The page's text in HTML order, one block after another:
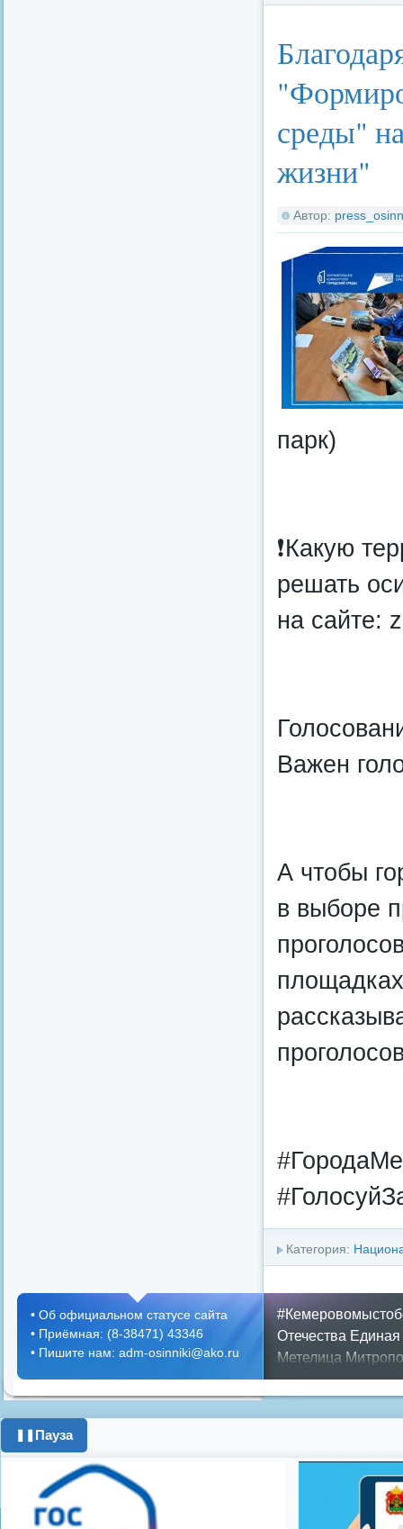
среды"
жизни"
Автор:
парк)
❗Какую
решать
на сайте:
Важен
А чтобы
в выборе
Категория:
Отечества
Метелица
Днем ЖКХ
Противопожарная
день города
цифровое
Показать все теги
• Об официальном статусе сайта
• Приёмная: (8-38471) 43346
• Пишите нам: adm-osinniki@ako.ru
Пауза